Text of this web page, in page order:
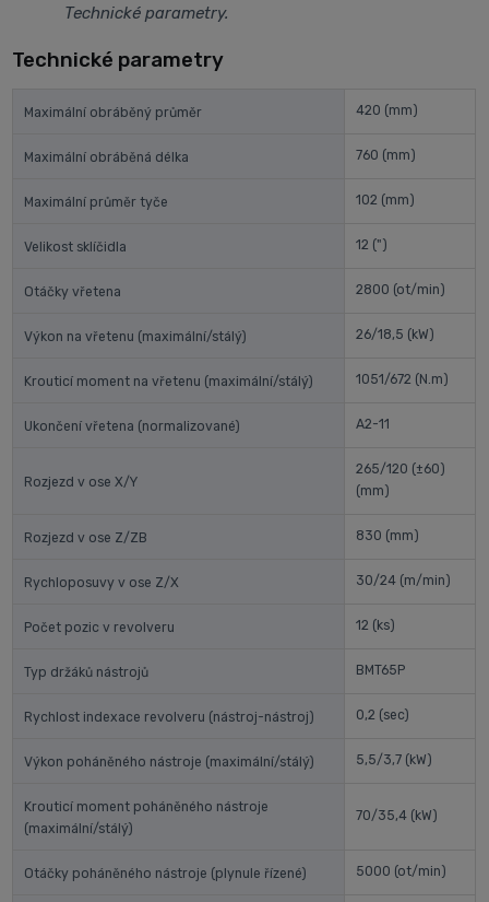
Technické parametry.
Technické parametry
Maximální obráběný průměr 420 (mm)
Maximální obráběná délka 760 (mm)
Maximální průměr tyče 102 (mm)
Velikost sklíčidla 12 (")
Otáčky vřetena 2800 (ot/min)
Výkon na vřetenu (maximální/stálý) 26/18,5 (kW)
Krouticí moment na vřetenu (maximální/stálý) 1051/672 (N.m)
Ukončení vřetena (normalizované) A2-11
Rozjezd v ose X/Y
265/120 (±60)
(mm)
Rozjezd v ose Z/ZB 830 (mm)
Rychloposuvy v ose Z/X 30/24 (m/min)
Počet pozic v revolveru 12 (ks)
Typ držáků nástrojů BMT65P
Rychlost indexace revolveru (nástroj-nástroj) 0,2 (sec)
Výkon poháněného nástroje (maximální/stálý) 5,5/3,7 (kW)
Krouticí moment poháněného nástroje
(maximální/stálý)
70/35,4 (kW)
Otáčky poháněného nástroje (plynule řízené) 5000 (ot/min)